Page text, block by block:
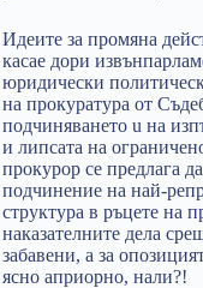
Идеите за промяна
касае дори
юридически
на прокуратура от
подчиняването u на
и липсата на
прокурор се предлага
подчинение на най-
структура в ръцете на
наказателните дела
забавени, а за
ясно априорно, нали?!